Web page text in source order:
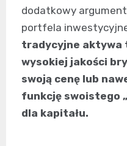
dodatkowy
portfela
tradycyjne aktywa
wysokiej jakości
swoją cenę lub
funkcję swoistego
dla kapitału.